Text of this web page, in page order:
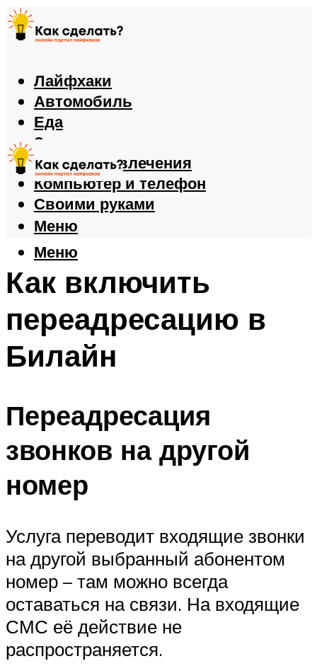
Лайфхаки
Автомобиль
Еда
Здоровье
Игры и развлечения
Компьютер и телефон
Своими руками
Меню
Меню
Как включить
переадресацию в
Билайн
Переадресация
звонков на другой
номер
Услуга переводит входящие звонки
на другой выбранный абонентом
номер – там можно всегда
оставаться на связи. На входящие
СМС её действие не
распространяется.